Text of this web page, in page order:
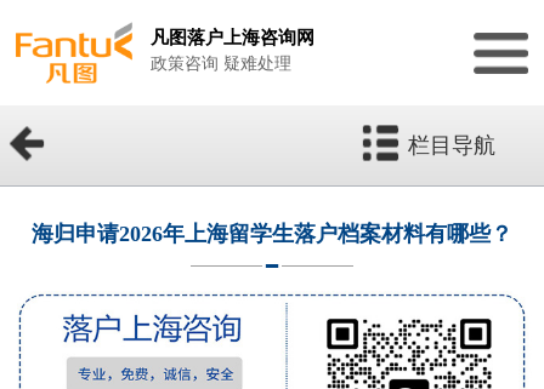
凡图落户上海咨询网
政策咨询 疑难处理
栏目导航
海归申请2026年上海留学生落户档案材料有哪些？